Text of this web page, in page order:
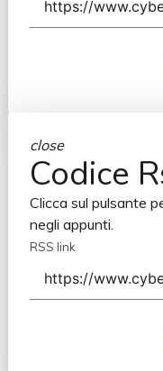
close
Codice
Clicca sul pulsante
negli appunti.
RSS link